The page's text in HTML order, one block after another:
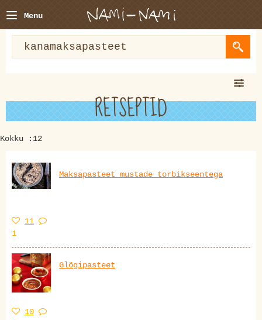
Menu
RETSEPTID
Kokku :12
Maksapasteet mustade torbikseentega
11
1
Glögipasteet
10